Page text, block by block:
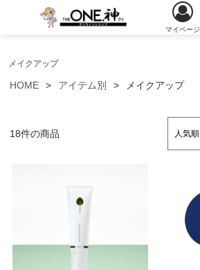
メイクアップ
マイページ
HOME アイテム別 メイクアップ
18件の商品